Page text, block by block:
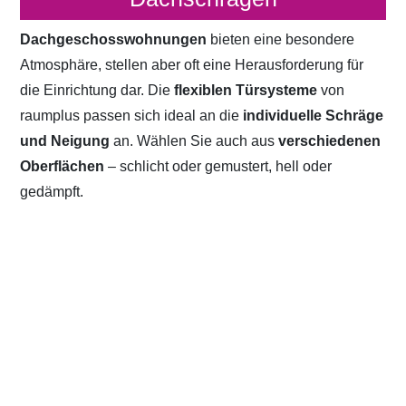
Dachgeschosswohnungen bieten eine besondere
Atmosphäre, stellen aber oft eine Herausforderung für
die Einrichtung dar. Dieflexiblen Türsystemevon
raumplus passen sich ideal an die individuelle Schräge
und Neigung an. Wählen Sie auch ausverschiedenen
Oberflächen – schlicht oder gemustert, hell oder
gedämpft.